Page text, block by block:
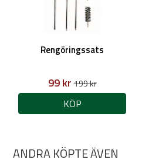
Rengöringssats
99 kr199 kr
KÖP
ANDRA KÖPTE ÄVEN